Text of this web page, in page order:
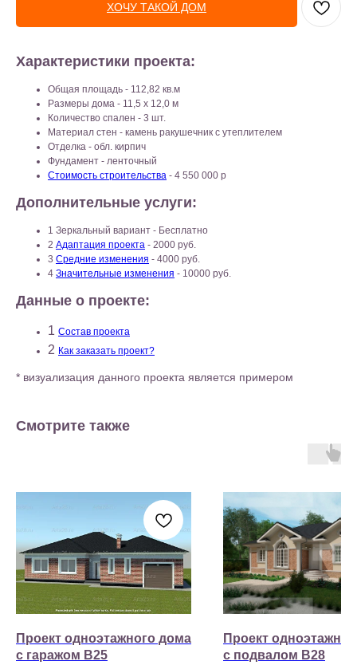
ХОЧУ ТАКОЙ ДОМ
Характеристики проекта:
Общая площадь - 112,82 кв.м
Размеры дома - 11,5 x 12,0 м
Количество спален - 3 шт.
Материал стен - камень ракушечник с утеплителем
Отделка - обл. кирпич
Фундамент - ленточный
Стоимость строительства - 4 550 000 р
Дополнительные услуги:
1 Зеркальный вариант - Бесплатно
2 Адаптация проекта - 2000 руб.
3 Средние изменения - 4000 руб.
4 Значительные изменения - 10000 руб.
Данные о проекте:
1 Состав проекта
2 Как заказать проект?
* визуализация данного проекта является примером
Смотрите также
Проект одноэтажного дома
с гаражом B25
Проект
с подвалом B28